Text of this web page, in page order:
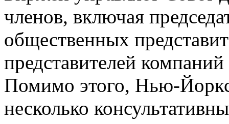
членов, включая
общественных
представителей
Помимо этого, Нью-
несколько